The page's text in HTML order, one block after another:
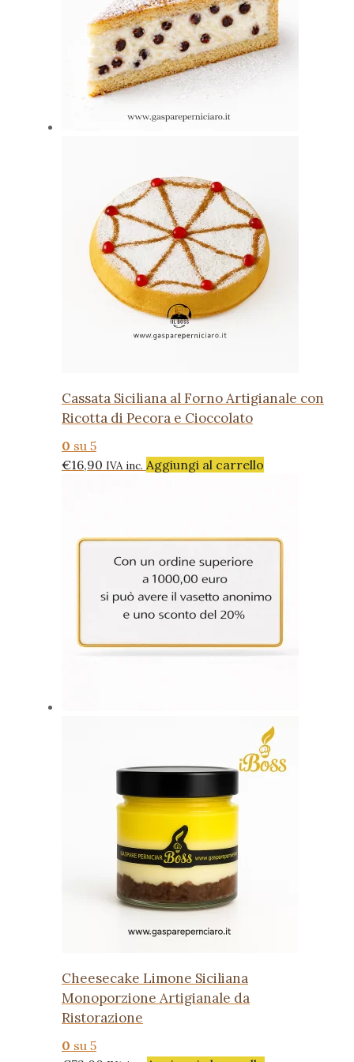
Cassata Siciliana al Forno Artigianale con
Ricotta di Pecora e Cioccolato
0 su 5
€16,90 IVA inc. Aggiungi al carrello
Cheesecake Limone Siciliana
Monoporzione Artigianale da
Ristorazione
0 su 5